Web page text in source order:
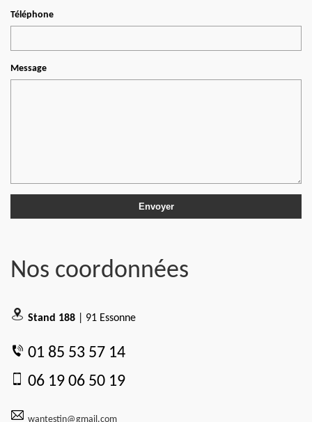
Téléphone
Message
Nos coordonnées
Stand 188 | 91 Essonne
01 85 53 57 14
06 19 06 50 19
wantestin@gmail.com